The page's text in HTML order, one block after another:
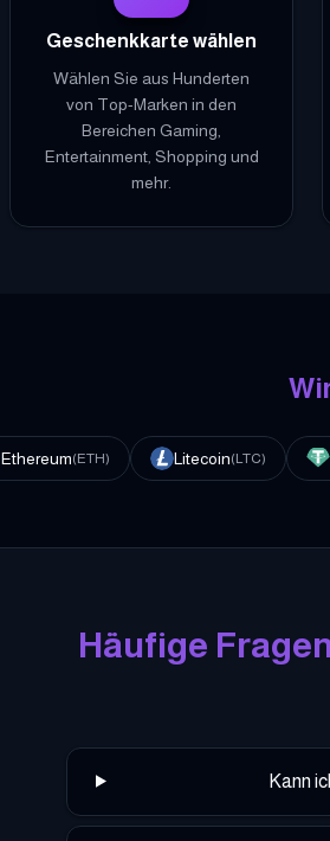
Geschenkkarte wählen
Wählen Sie aus Hunderten
von Top-Marken in den
Bereichen Gaming,
Entertainment, Shopping und
mehr.
Ethereum(ETH) Litecoin(LTC)
Häufige
Kann